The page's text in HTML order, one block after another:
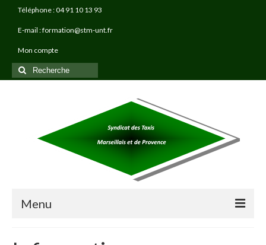
Téléphone : 04 91 10 13 93
E-mail : formation@stm-unt.fr
Mon compte
Rechercher
:
Menu